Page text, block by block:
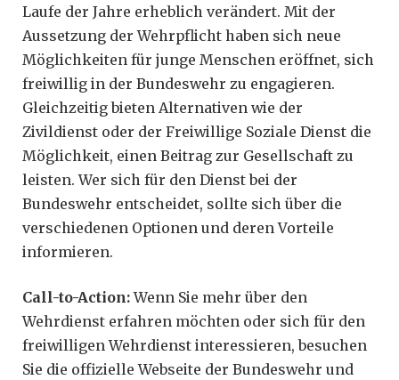
Laufe der Jahre erheblich verändert. Mit der
Aussetzung der Wehrpflicht haben sich neue
Möglichkeiten für junge Menschen eröffnet, sich
freiwillig in der Bundeswehr zu engagieren.
Gleichzeitig bieten Alternativen wie der
Zivildienst oder der Freiwillige Soziale Dienst die
Möglichkeit, einen Beitrag zur Gesellschaft zu
leisten. Wer sich für den Dienst bei der
Bundeswehr entscheidet, sollte sich über die
verschiedenen Optionen und deren Vorteile
informieren.
Call-to-Action:Wenn Sie mehr über den
Wehrdienst erfahren möchten oder sich für den
freiwilligen Wehrdienst interessieren, besuchen
Sie die offizielle Webseite der Bundeswehr und